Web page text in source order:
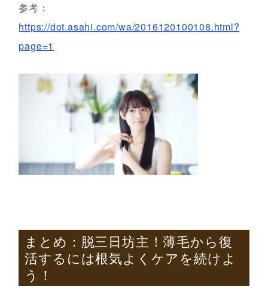
参考：
https://dot.asahi.com/wa/2016120100108.html?
page=1
まとめ：脱三日坊主！薄毛から復
活するには根気よくケアを続けよ
う！